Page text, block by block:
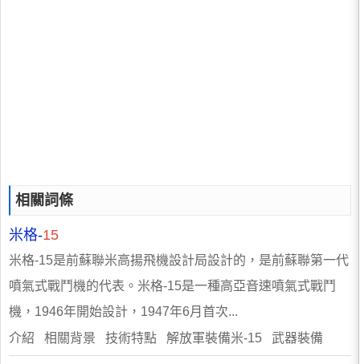
相關詞條
米格-15
米格-15是前蘇聯米高揚飛機設計局設計的，是前蘇聯第一代
噴氣式戰鬥機的代表。米格-15是一種高亞音速噴氣式戰鬥
機，1946年開始設計，1947年6月首次...
介紹 相關背景 技術特點 解放軍裝備米-15 武器裝備